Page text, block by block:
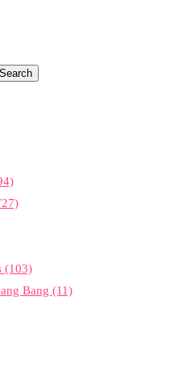
(103)
Bang (11)